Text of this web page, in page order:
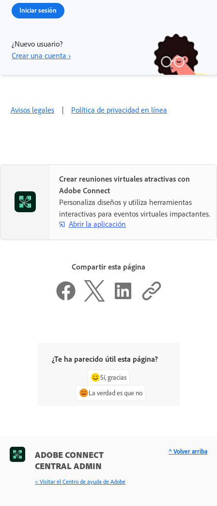
Iniciar sesión
¿Nuevo usuario?
Crear una cuenta ›
Avisos legales | Política de privacidad en línea
Crear reuniones virtuales atractivas con
Adobe Connect
Personaliza diseños y utiliza herramientas
interactivas para eventos virtuales impactantes.
Abrir la aplicación
Compartir esta página
¿Te ha parecido útil esta página?
Sí, gracias
La verdad es que no
ADOBE CONNECT
CENTRAL ADMIN
< Visitar el Centro de ayuda de Adobe
^ Volver arriba